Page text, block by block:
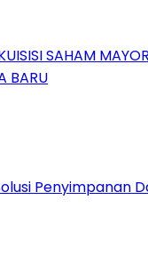
SAHAM
BARU
Penyimpanan